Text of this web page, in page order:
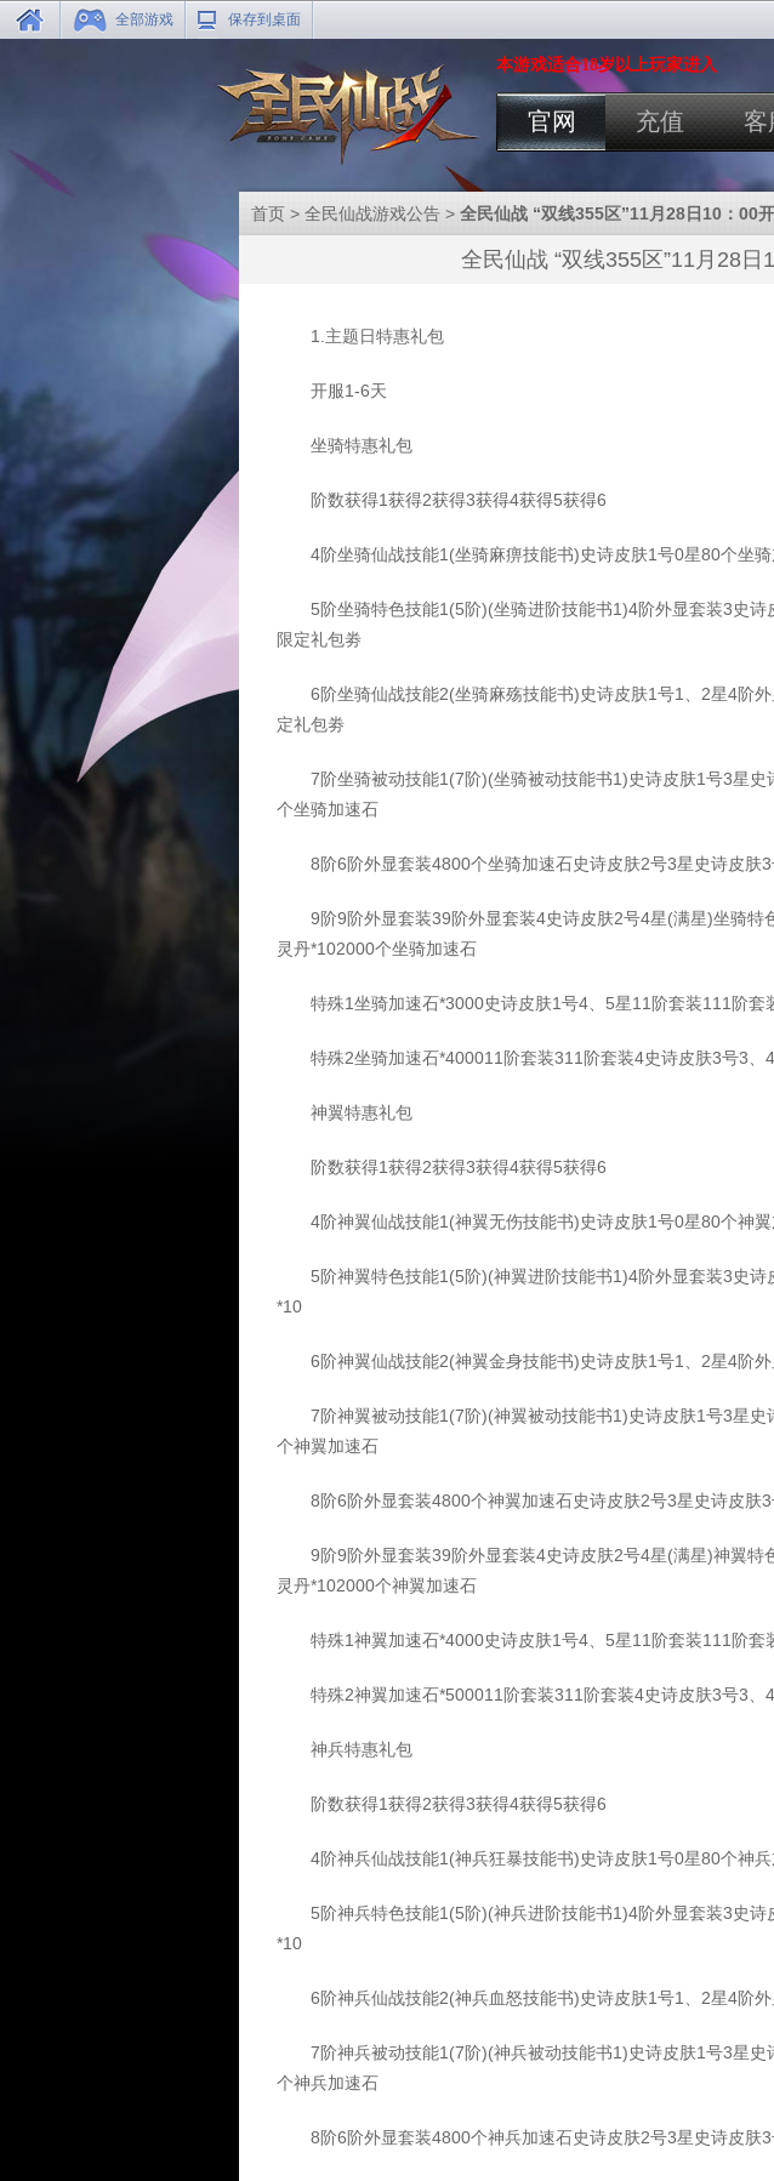
官网 充值 客
本游戏适合18岁以上玩家进入
首页 > 全民仙战游戏公告 > 全民仙战 “双线355区”11月28日10：00
全民仙战 “双线355区”11月28日
1.主题日特惠礼包
开服1-6天
坐骑特惠礼包
阶数获得1获得2获得3获得4获得5获得6
4阶坐骑仙战技能1(坐骑麻痹技能书)史诗皮肤1号0星80个坐骑
5阶坐骑特色技能1(5阶)(坐骑进阶技能书1)4阶外显套装3史诗
限定礼包劵
6阶坐骑仙战技能2(坐骑麻殇技能书)史诗皮肤1号1、2星4阶外
定礼包劵
7阶坐骑被动技能1(7阶)(坐骑被动技能书1)史诗皮肤1号3星史
个坐骑加速石
8阶6阶外显套装4800个坐骑加速石史诗皮肤2号3星史诗皮肤3
9阶9阶外显套装39阶外显套装4史诗皮肤2号4星(满星)坐骑特
灵丹*102000个坐骑加速石
特殊1坐骑加速石*3000史诗皮肤1号4、5星11阶套装111阶套
特殊2坐骑加速石*400011阶套装311阶套装4史诗皮肤3号3、
神翼特惠礼包
阶数获得1获得2获得3获得4获得5获得6
4阶神翼仙战技能1(神翼无伤技能书)史诗皮肤1号0星80个神翼
5阶神翼特色技能1(5阶)(神翼进阶技能书1)4阶外显套装3史诗
*10
6阶神翼仙战技能2(神翼金身技能书)史诗皮肤1号1、2星4阶外
7阶神翼被动技能1(7阶)(神翼被动技能书1)史诗皮肤1号3星史
个神翼加速石
8阶6阶外显套装4800个神翼加速石史诗皮肤2号3星史诗皮肤3
9阶9阶外显套装39阶外显套装4史诗皮肤2号4星(满星)神翼特
灵丹*102000个神翼加速石
特殊1神翼加速石*4000史诗皮肤1号4、5星11阶套装111阶套
特殊2神翼加速石*500011阶套装311阶套装4史诗皮肤3号3、
神兵特惠礼包
阶数获得1获得2获得3获得4获得5获得6
4阶神兵仙战技能1(神兵狂暴技能书)史诗皮肤1号0星80个神兵
5阶神兵特色技能1(5阶)(神兵进阶技能书1)4阶外显套装3史诗
*10
6阶神兵仙战技能2(神兵血怒技能书)史诗皮肤1号1、2星4阶外
7阶神兵被动技能1(7阶)(神兵被动技能书1)史诗皮肤1号3星史
个神兵加速石
8阶6阶外显套装4800个神兵加速石史诗皮肤2号3星史诗皮肤3
全部游戏 保存到桌面